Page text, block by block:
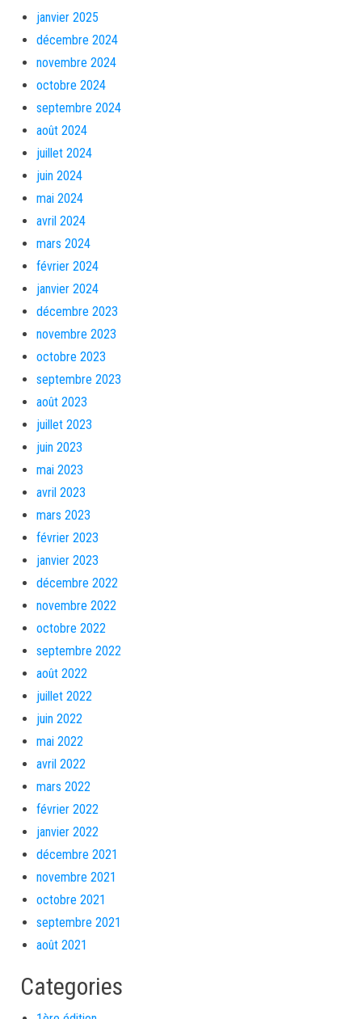
janvier 2025
décembre 2024
novembre 2024
octobre 2024
septembre 2024
août 2024
juillet 2024
juin 2024
mai 2024
avril 2024
mars 2024
février 2024
janvier 2024
décembre 2023
novembre 2023
octobre 2023
septembre 2023
août 2023
juillet 2023
juin 2023
mai 2023
avril 2023
mars 2023
février 2023
janvier 2023
décembre 2022
novembre 2022
octobre 2022
septembre 2022
août 2022
juillet 2022
juin 2022
mai 2022
avril 2022
mars 2022
février 2022
janvier 2022
décembre 2021
novembre 2021
octobre 2021
septembre 2021
août 2021
Categories